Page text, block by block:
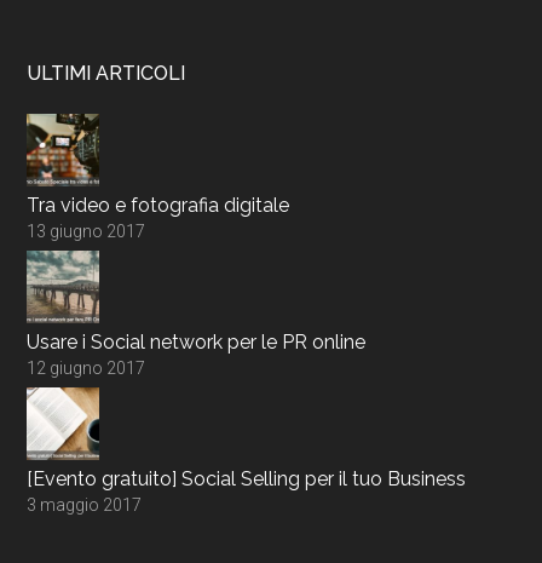
ULTIMI ARTICOLI
Tra video e fotografia digitale
13 giugno 2017
Usare i Social network per le PR online
12 giugno 2017
[Evento gratuito] Social Selling per il tuo Business
3 maggio 2017